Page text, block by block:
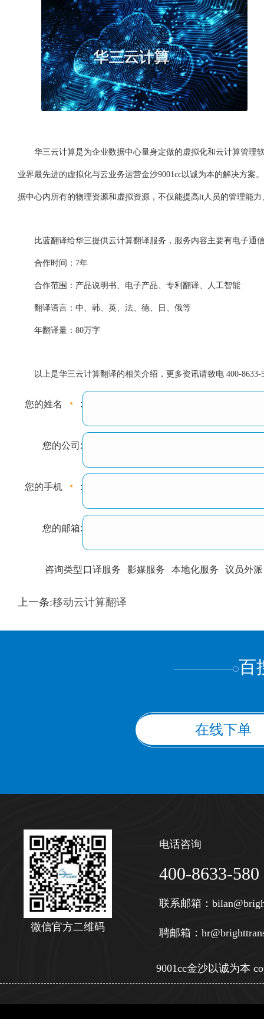
华三云计算是为企业数据中心量身定做的虚拟化和云计算管理软
业界最先进的虚拟化与云业务运营金沙9001cc以诚为本的解决方
据中心内所有的物理资源和虚拟资源，不仅能提高it人员的管理能
比蓝翻译给华三提供云计算翻译服务，服务内容主要有电子通
合作时间：7年
合作范围：产品说明书、电子产品、专利翻译、人工智能
翻译语言：中、韩、英、法、德、日、俄等
年翻译量：80万字
以上是华三云计算翻译的相关介绍，更多资讯请致电 400-8633-
您的姓名 :
您的公司:
您的手机 :
您的邮箱:
咨询类型口译服务 影媒服务 本地化服务 议员外派
训翻译 标准级
上一条:移动云计算翻译
百
在线下单
微信官方二维码
电话咨询
400-8633-580
联系邮箱：
聘邮箱：
9001cc金沙以诚为本